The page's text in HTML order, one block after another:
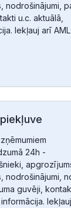
nodrošinājumi,
u.c. aktuālā,
Iekļauj arī
24h -
nodrošinājumi,
guvēji,